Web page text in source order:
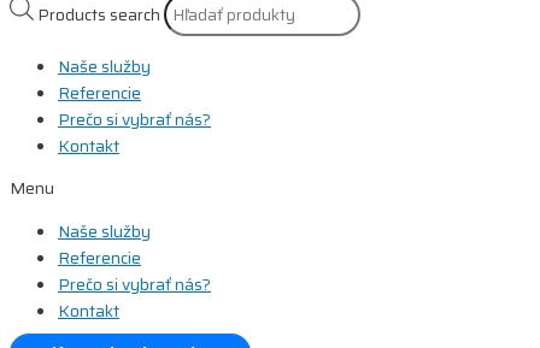
Products search
Naše služby
Referencie
Prečo si vybrať nás?
Kontakt
Menu
Naše služby
Referencie
Prečo si vybrať nás?
Kontakt